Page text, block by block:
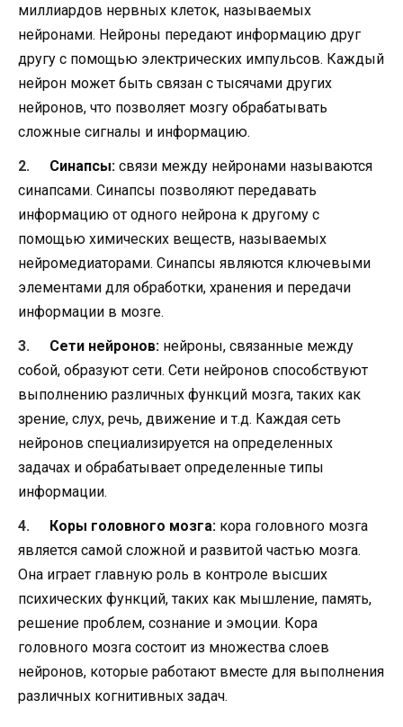
миллиардов нервных клеток, называемых
нейронами. Нейроны передают информацию друг
другу с помощью электрических импульсов. Каждый
нейрон может быть связан с тысячами других
нейронов, что позволяет мозгу обрабатывать
сложные сигналы и информацию.
Синапсы: связи между нейронами называются
синапсами. Синапсы позволяют передавать
информацию от одного нейрона к другому с
помощью химических веществ, называемых
нейромедиаторами. Синапсы являются ключевыми
элементами для обработки, хранения и передачи
информации в мозге.
Сети нейронов: нейроны, связанные между
собой, образуют сети. Сети нейронов способствуют
выполнению различных функций мозга, таких как
зрение, слух, речь, движение и т.д. Каждая сеть
нейронов специализируется на определенных
задачах и обрабатывает определенные типы
информации.
Коры головного мозга: кора головного мозга
является самой сложной и развитой частью мозга.
Она играет главную роль в контроле высших
психических функций, таких как мышление, память,
решение проблем, сознание и эмоции. Кора
головного мозга состоит из множества слоев
нейронов, которые работают вместе для выполнения
различных когнитивных задач.